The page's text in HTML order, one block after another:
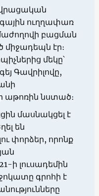
ուղղափառ
բացման
էր։
մեկը՝
Գավրիլովը,
աթոռին նստած։
մասնակցել է
են
փորձեր, որոնք
ի լուսադեմին
գրոհի է